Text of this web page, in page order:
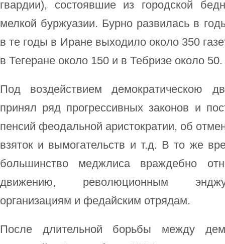
гвардии), состоявшие из городской
мелкой буржуазии. Бурно развилась в
в те годы в Иране выходило около 350
в Тегеране около 150 и в Тебризе около 50.
Под воздействием демократическою
принял ряд прогрессивных законов и
пенсий феодальной аристократии, об
взяток и вымогательств и т.д. В то же
большинство меджлиса враждебно
движению, революционным
организациям и федайским отрядам.
После длительной борьбы между